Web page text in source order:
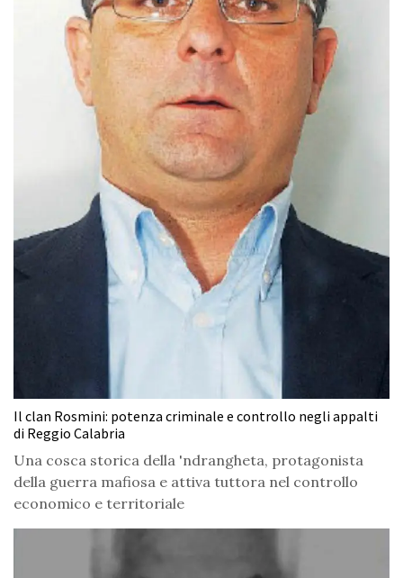
Il clan Rosmini: potenza criminale e controllo negli appalti
di Reggio Calabria
Una cosca storica della 'ndrangheta, protagonista
della guerra mafiosa e attiva tuttora nel controllo
economico e territoriale